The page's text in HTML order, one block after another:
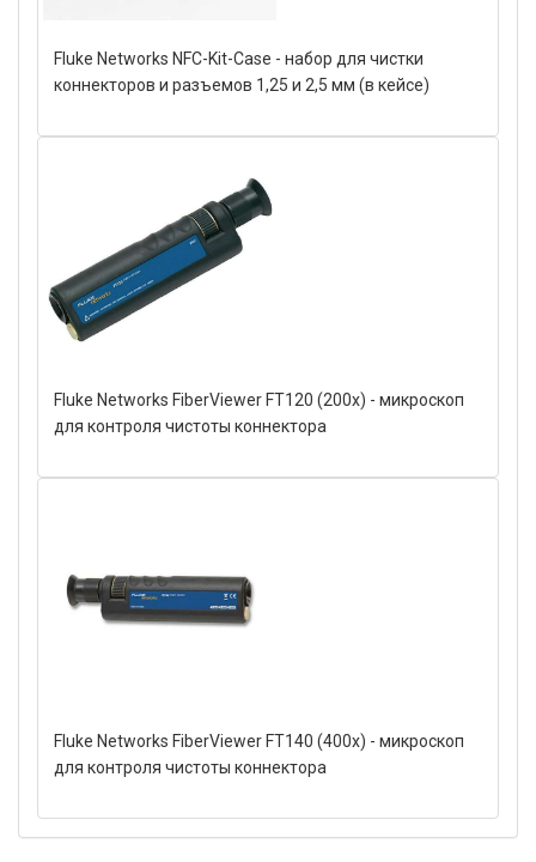
Fluke Networks NFC-Kit-Case - набор для чистки
коннекторов и разъемов 1,25 и 2,5 мм (в кейсе)
Fluke Networks FiberViewer FT120 (200x) - микроскоп
для контроля чистоты коннектора
Fluke Networks FiberViewer FT140 (400x) - микроскоп
для контроля чистоты коннектора